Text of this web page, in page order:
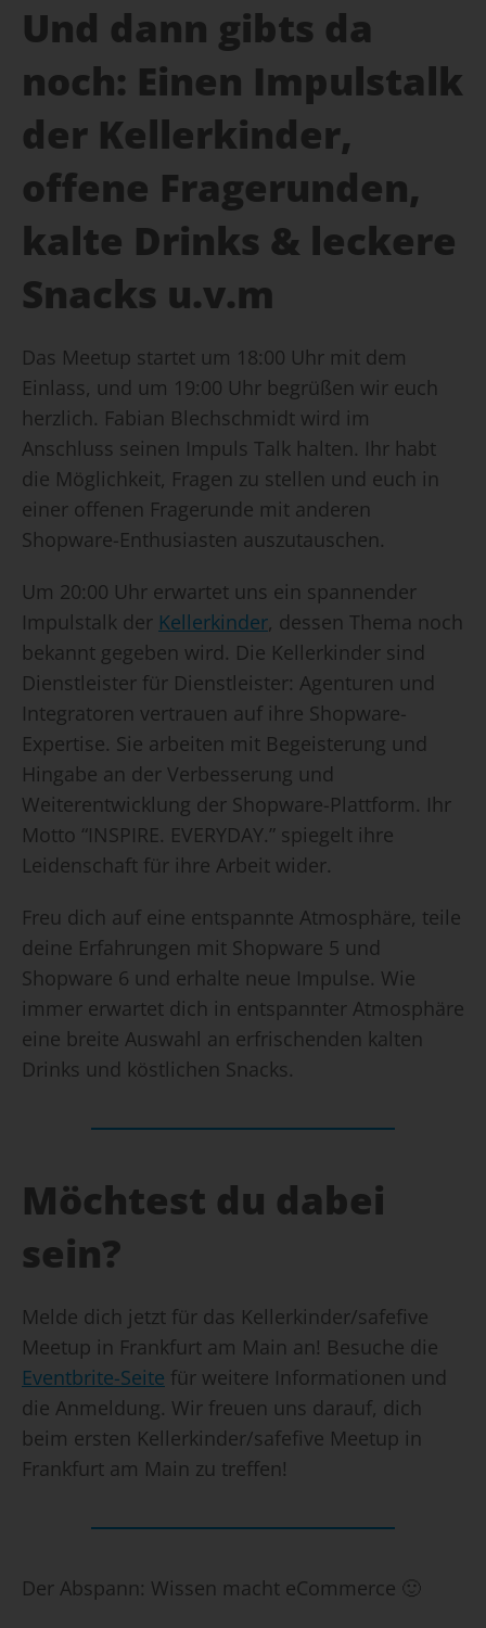
Und dann gibts da
noch: Einen Impulstalk
der Kellerkinder,
offene Fragerunden,
kalte Drinks & leckere
Snacks u.v.m
Das Meetup startet um 18:00 Uhr mit dem
Einlass, und um 19:00 Uhr begrüßen wir euch
herzlich. Fabian Blechschmidt wird im
Anschluss seinen Impuls Talk halten. Ihr habt
die Möglichkeit, Fragen zu stellen und euch in
einer offenen Fragerunde mit anderen
Shopware-Enthusiasten auszutauschen.
Um 20:00 Uhr erwartet uns ein spannender
Impulstalk der Kellerkinder, dessen Thema noch
bekannt gegeben wird. Die Kellerkinder sind
Dienstleister für Dienstleister: Agenturen und
Integratoren vertrauen auf ihre Shopware-
Expertise. Sie arbeiten mit Begeisterung und
Hingabe an der Verbesserung und
Weiterentwicklung der Shopware-Plattform. Ihr
Motto “INSPIRE. EVERYDAY.” spiegelt ihre
Leidenschaft für ihre Arbeit wider.
Freu dich auf eine entspannte Atmosphäre, teile
deine Erfahrungen mit Shopware 5 und
Shopware 6 und erhalte neue Impulse. Wie
immer erwartet dich in entspannter Atmosphäre
eine breite Auswahl an erfrischenden kalten
Drinks und köstlichen Snacks.
Möchtest du dabei
sein?
Melde dich jetzt für das Kellerkinder/safefive
Meetup in Frankfurt am Main an! Besuche die
Eventbrite-Seite für weitere Informationen und
die Anmeldung. Wir freuen uns darauf, dich
beim ersten Kellerkinder/safefive Meetup in
Frankfurt am Main zu treffen!
Der Abspann: Wissen macht eCommerce 🙂